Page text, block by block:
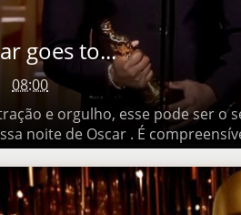
goes to...
08:00
e orgulho, esse pode ser o
. É compreensível, após a...